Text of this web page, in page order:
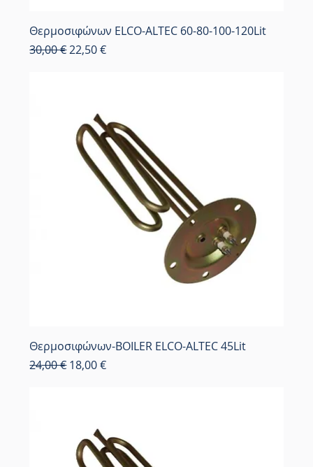
Θερμοσιφώνων ELCO-ALTEC 60-80-100-120Lit
Κανονική τιμή
30,00 € Τιμή Έκπτωσης
22,50 €
Θερμοσιφώνων-BOILER ELCO-ALTEC 45Lit
Κανονική τιμή
24,00 € Τιμή Έκπτωσης
18,00 €